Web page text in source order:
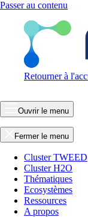
Passer au contenu
Retourner à
Ouvrir le menu
Fermer le menu
Cluster TWEED
Cluster H2O
Thématiques
Ecosystèmes
Ressources
A propos